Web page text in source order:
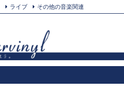
ライブ
その他の音楽関連